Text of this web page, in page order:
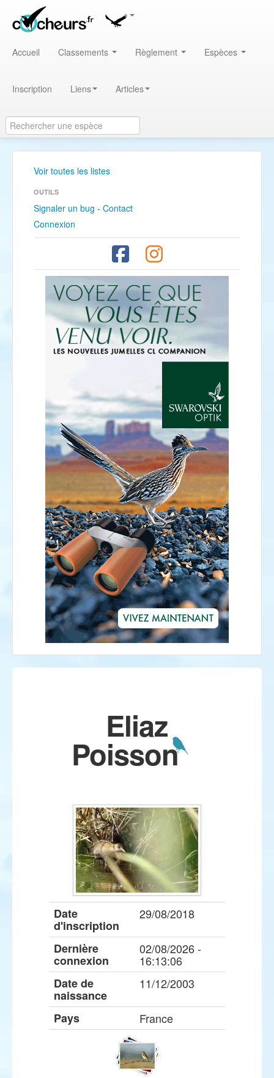
Accueil Classements Règlement Espèces
Inscription Liens Articles
Voir toutes les listes
OUTILS
Signaler un bug - Contact
Connexion
Eliaz
Poisson
Date
d'inscription
29/08/2018
Dernière
connexion
02/08/2026 -
16:13:06
Date de
naissance
11/12/2003
Pays France